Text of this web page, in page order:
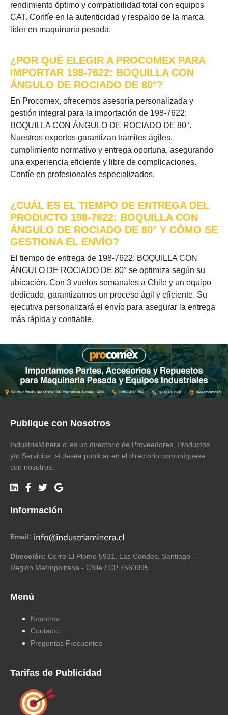
rendimiento óptimo y compatibilidad total con equipos
CAT. Confíe en la autenticidad y respaldo de la marca
líder en maquinaria pesada.
¿POR QUÉ ELEGIR A PROCOMEX PARA
IMPORTAR 198-7622: BOQUILLA CON
ÁNGULO DE ROCIADO DE 80°?
En Procomex, ofrecemos asesoría personalizada y
gestión integral para la importación de 198-7622:
BOQUILLA CON ÁNGULO DE ROCIADO DE 80°.
Nuestros expertos garantizan trámites ágiles,
cumplimiento normativo y entrega oportuna, asegurando
una experiencia eficiente y libre de complicaciones.
Confíe en profesionales especializados.
¿CUÁL ES EL TIEMPO DE ENTREGA DEL
PRODUCTO 198-7622: BOQUILLA CON
ÁNGULO DE ROCIADO DE 80° Y CÓMO SE
GESTIONA EL ENVÍO?
El tiempo de entrega de 198-7622: BOQUILLA CON
ÁNGULO DE ROCIADO DE 80° se optimiza según su
ubicación. Con 3 vuelos semanales a Chile y un equipo
dedicado, garantizamos un proceso ágil y eficiente. Su
ejecutiva personalizará el envío para asegurar la entrega
más rápida y confiable.
Publique con Nosotros
IndustriaMinera.cl es un directorio de Proveedores, Productos
y/o Servicios, si desea publicar en el directorio comuníquese
con nosotros.
Información
Email:
Dirección: Cerro El Plomo 5931, Las Condes, Santiago -
Región Metropolitana - Chile / CP 7560995
Menú
Nosotros
Contacto
Preguntas Frecuentes
Tarifas de Publicidad